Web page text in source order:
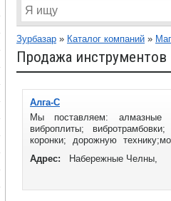
Зурбазар » Каталог компаний »
Продажа инструментов
Алга-С
Мы поставляем: алмазные
виброплиты;
коронки; дорожную
Адрес: Набережные Челны,